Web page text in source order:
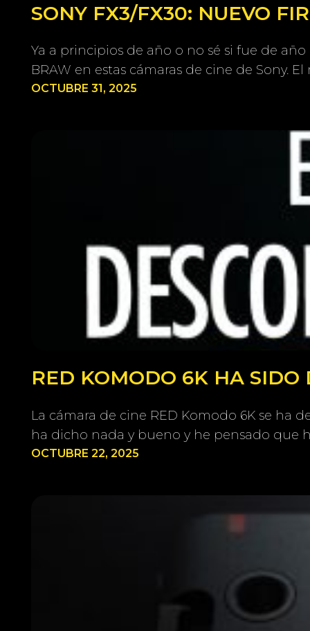
SONY FX3/FX30: NUEVO
Ya a principios de año o no sé si fue de
BRAW en estas cámaras de cine de Sony.
OCTUBRE 31, 2025
RED KOMODO 6K HA SIDO
La cámara de cine RED Komodo 6K se ha
ha dicho nada y bueno y he pensado que
OCTUBRE 22, 2025